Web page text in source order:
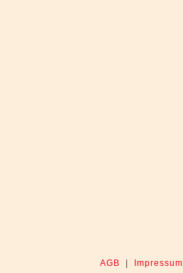
AGB Impressum